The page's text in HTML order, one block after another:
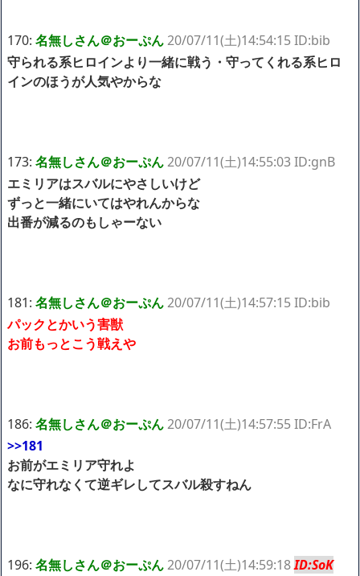
170: 名無しさん＠おーぷん20/07/11(土)14:54:15 ID:bib
守られる系ヒロインより一緒に戦う・守ってくれる系ヒロ
インのほうが人気やからな
173: 名無しさん＠おーぷん20/07/11(土)14:55:03 ID:gnB
エミリアはスバルにやさしいけど
ずっと一緒にいてはやれんからな
出番が減るのもしゃーない
181: 名無しさん＠おーぷん20/07/11(土)14:57:15 ID:bib
パックとかいう害獣
お前もっとこう戦えや
186: 名無しさん＠おーぷん20/07/11(土)14:57:55 ID:FrA
>>181
お前がエミリア守れよ
なに守れなくて逆ギレしてスバル殺すねん
196: 名無しさん＠おーぷん20/07/11(土)14:59:18ID:SoK